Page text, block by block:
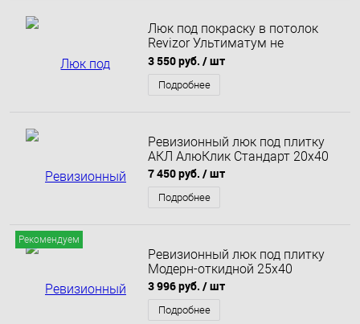
Люк под покраску в потолок
Revizor Ультиматум не
съемный 60х40
3 550 руб. / шт
Подробнее
Ревизионный люк под плитку
АКЛ АлюКлик Стандарт 20x40
7 450 руб. / шт
Подробнее
Рекомендуем
Ревизионный люк под плитку
Модерн-откидной 25x40
3 996 руб. / шт
Подробнее